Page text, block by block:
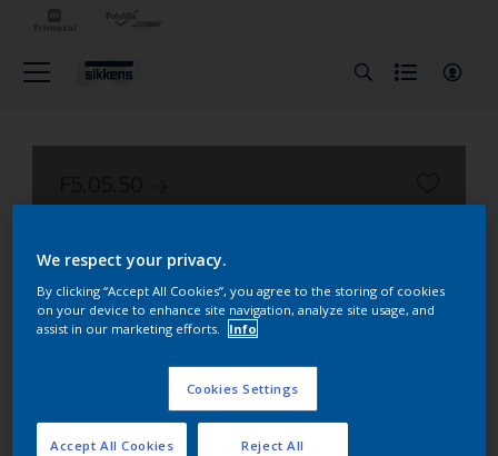
We respect your privacy.
By clicking “Accept All Cookies”, you agree to the storing of cookies
on your device to enhance site navigation, analyze site usage, and
assist in our marketing efforts.
Info
Cookies Settings
Reject All
Accept All Cookies